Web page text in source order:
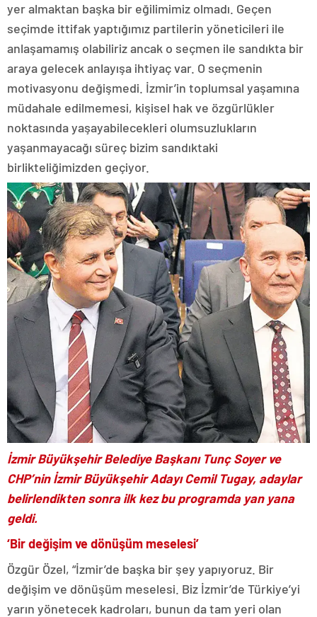
yer almaktan başka bir eğilimimiz olmadı. Geçen
seçimde ittifak yaptığımız partilerin yöneticileri ile
anlaşamamış olabiliriz ancak o seçmen ile sandıkta bir
araya gelecek anlayışa ihtiyaç var. O seçmenin
motivasyonu değişmedi. İzmir’in toplumsal yaşamına
müdahale edilmemesi, kişisel hak ve özgürlükler
noktasında yaşayabilecekleri olumsuzlukların
yaşanmayacağı süreç bizim sandıktaki
birlikteliğimizden geçiyor.
İzmir Büyükşehir Belediye Başkanı Tunç Soyer ve
CHP’nin İzmir Büyükşehir Adayı Cemil Tugay, adaylar
belirlendikten sonra ilk kez bu programda yan yana
geldi.
‘Bir değişim ve dönüşüm meselesi’
Özgür Özel, “İzmir’de başka bir şey yapıyoruz. Bir
değişim ve dönüşüm meselesi. Biz İzmir’de Türkiye’yi
yarın yönetecek kadroları, bunun da tam yeri olan